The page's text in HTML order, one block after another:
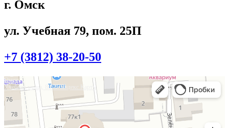
г. Омск
ул. Учебная 79, пом. 25П
+7 (3812) 38-20-50
Омск
Учебная улица, 86 — Яндекс.Карты